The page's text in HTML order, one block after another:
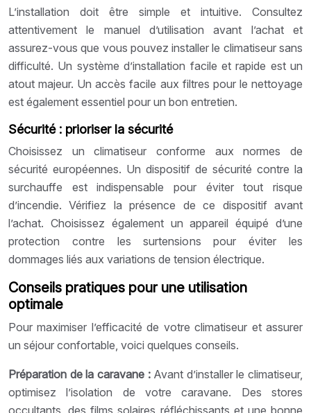
L’installation doit être simple et intuitive. Consultez
attentivement le manuel d’utilisation avant l’achat et
assurez-vous que vous pouvez installer le climatiseur sans
difficulté. Un système d’installation facile et rapide est un
atout majeur. Un accès facile aux filtres pour le nettoyage
est également essentiel pour un bon entretien.
Sécurité : prioriser la sécurité
Choisissez un climatiseur conforme aux normes de
sécurité européennes. Un dispositif de sécurité contre la
surchauffe est indispensable pour éviter tout risque
d’incendie. Vérifiez la présence de ce dispositif avant
l’achat. Choisissez également un appareil équipé d’une
protection contre les surtensions pour éviter les
dommages liés aux variations de tension électrique.
Conseils pratiques pour une utilisation
optimale
Pour maximiser l’efficacité de votre climatiseur et assurer
un séjour confortable, voici quelques conseils.
Préparation de la caravane : Avant d’installer le climatiseur,
optimisez l’isolation de votre caravane. Des stores
occultants, des films solaires réfléchissants et une bonne